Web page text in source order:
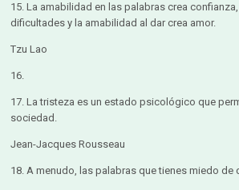
15. La amabilidad en las palabras crea
dificultades y la amabilidad al dar crea amor.
Tzu Lao
16.
17. La tristeza es un estado psicológico que
sociedad.
Jean-Jacques Rousseau
18. A menudo, las palabras que tienes miedo